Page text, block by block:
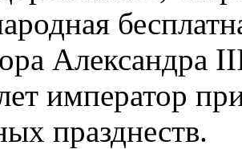
Александра
император
празднеств.